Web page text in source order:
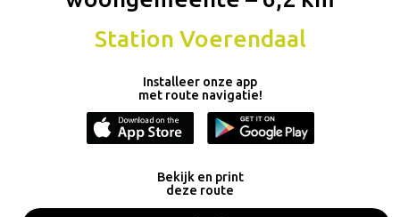
Station Voerendaal
Installeer onze app
met route navigatie!
Bekijk en print
deze route